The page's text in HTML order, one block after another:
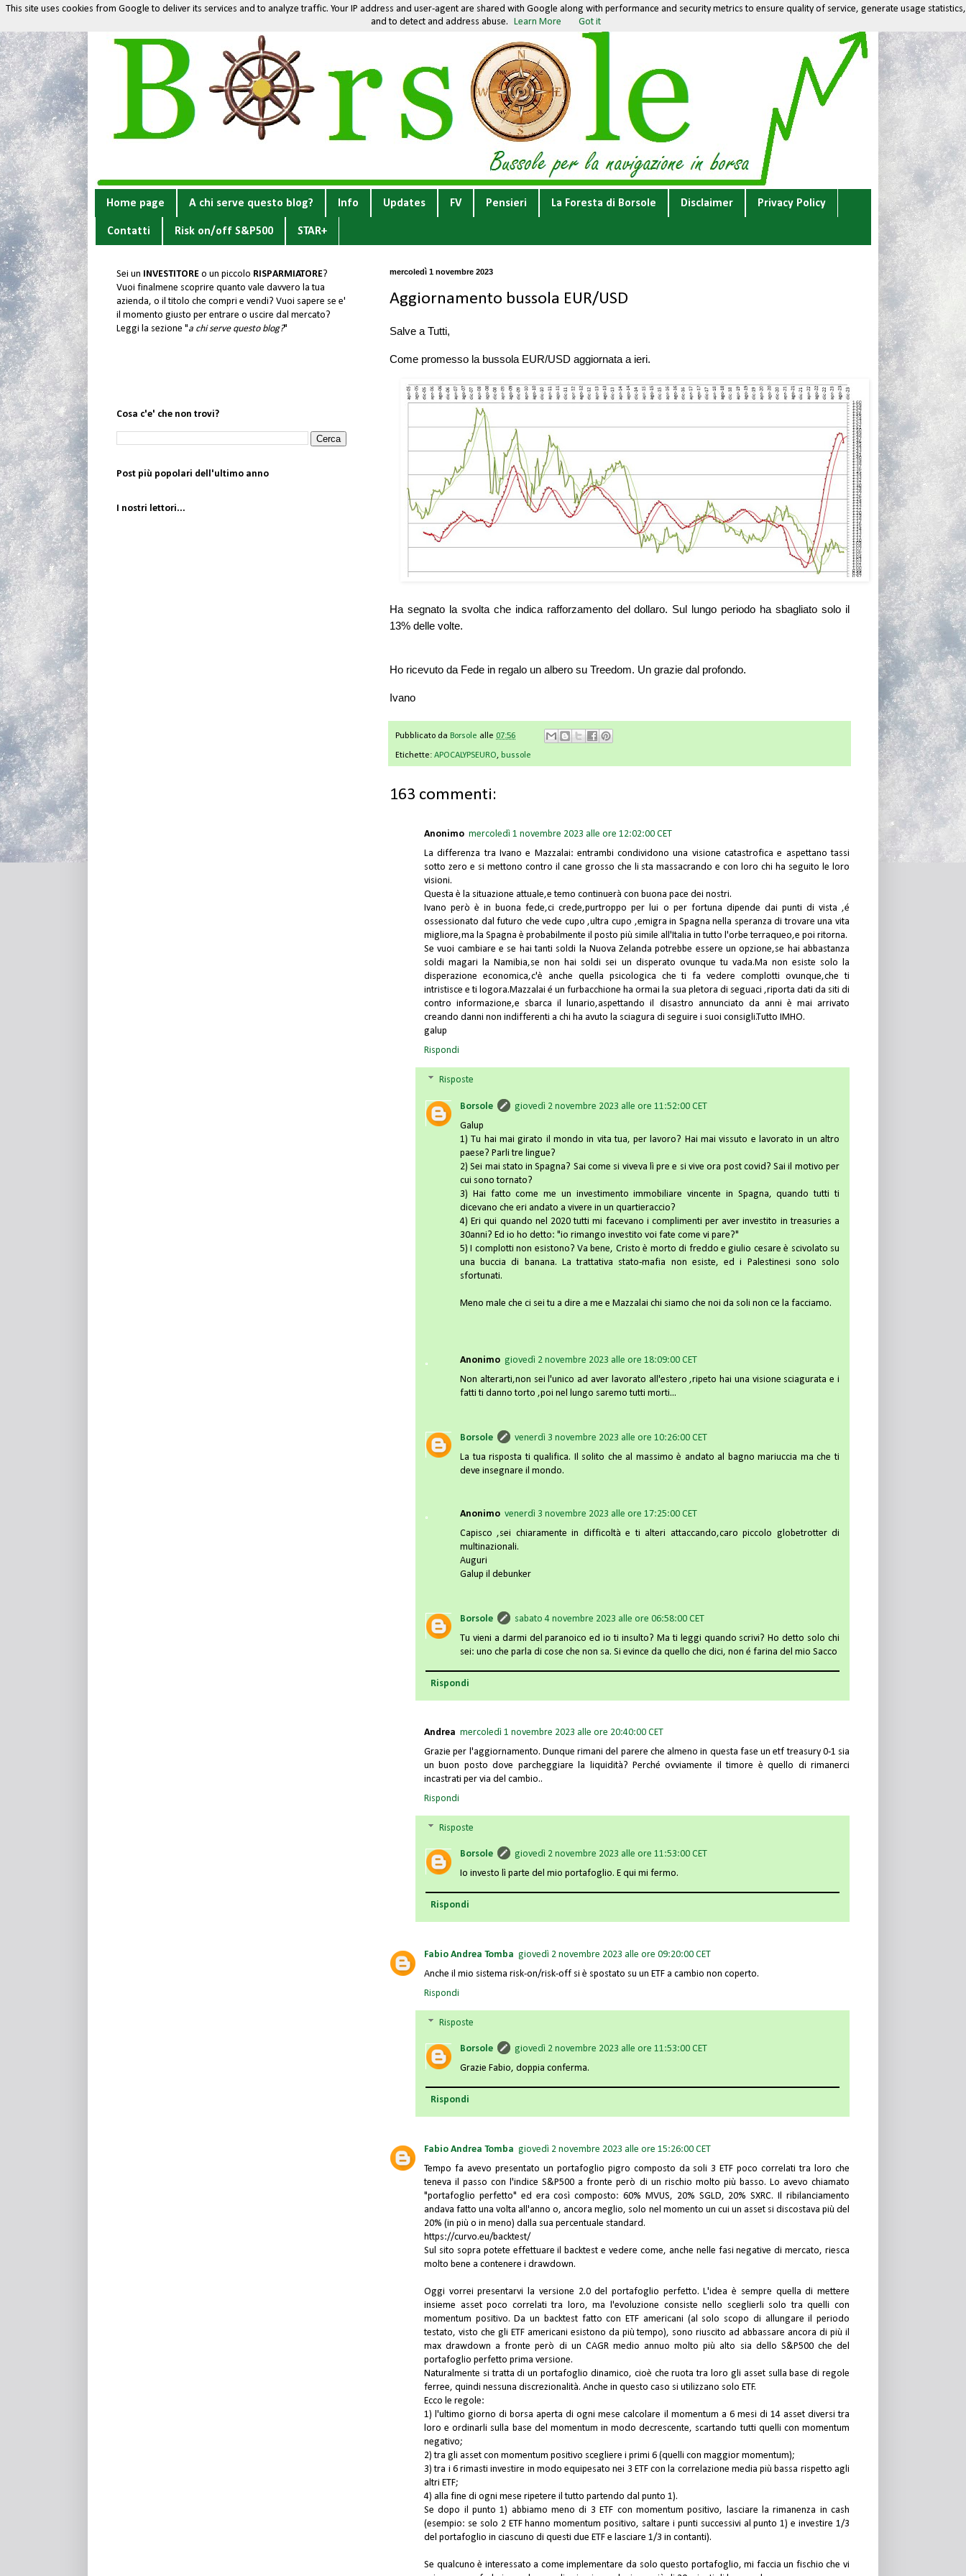
Home page A chi serve questo blog? Info Updates FV Pensieri La Foresta di Borsole Disclaimer Privacy Policy
Contatti Risk on/off S&P500 STAR+
mercoledì 1 novembre 2023
Aggiornamento bussola EUR/USD
Salve a Tutti,
Come promesso la bussola EUR/USD aggiornata a ieri.
Ha segnato la svolta che indica rafforzamento del dollaro. Sul lungo periodo ha sbagliato solo il
13% delle volte.
Ho ricevuto da Fede in regalo un albero su Treedom. Un grazie dal profondo.
Ivano
Pubblicato da Borsole alle 07:56
Etichette: APOCALYPSEURO, bussole
163 commenti:
Anonimo mercoledì 1 novembre 2023 alle ore 12:02:00 CET
La differenza tra Ivano e Mazzalai: entrambi condividono una visione catastrofica e aspettano tassi
sotto zero e si mettono contro il cane grosso che li sta massacrando e con loro chi ha seguito le loro
visioni.
Questa è la situazione attuale,e temo continuerà con buona pace dei nostri.
Ivano però è in buona fede,ci crede,purtroppo per lui o per fortuna dipende dai punti di vista ,é
ossessionato dal futuro che vede cupo ,ultra cupo ,emigra in Spagna nella speranza di trovare una vita
migliore,ma la Spagna è probabilmente il posto più simile all'Italia in tutto l'orbe terraqueo,e poi ritorna.
Se vuoi cambiare e se hai tanti soldi la Nuova Zelanda potrebbe essere un opzione,se hai abbastanza
soldi magari la Namibia,se non hai soldi sei un disperato ovunque tu vada.Ma non esiste solo la
disperazione economica,c'è anche quella psicologica che ti fa vedere complotti ovunque,che ti
intristisce e ti logora.Mazzalai é un furbacchione ha ormai la sua pletora di seguaci ,riporta dati da siti di
contro informazione,e sbarca il lunario,aspettando il disastro annunciato da anni è mai arrivato
creando danni non indifferenti a chi ha avuto la sciagura di seguire i suoi consigli.Tutto IMHO.
galup
Rispondi
Risposte
Borsole
giovedì 2 novembre 2023 alle ore 11:52:00 CET
Galup
1) Tu hai mai girato il mondo in vita tua, per lavoro? Hai mai vissuto e lavorato in un altro
paese? Parli tre lingue?
2) Sei mai stato in Spagna? Sai come si viveva lì pre e si vive ora post covid? Sai il motivo per
cui sono tornato?
3) Hai fatto come me un investimento immobiliare vincente in Spagna, quando tutti ti
dicevano che eri andato a vivere in un quartieraccio?
4) Eri qui quando nel 2020 tutti mi facevano i complimenti per aver investito in treasuries a
30anni? Ed io ho detto: "io rimango investito voi fate come vi pare?"
5) I complotti non esistono? Va bene, Cristo è morto di freddo e giulio cesare è scivolato su
una buccia di banana. La trattativa stato-mafia non esiste, ed i Palestinesi sono solo
sfortunati.
Meno male che ci sei tu a dire a me e Mazzalai chi siamo che noi da soli non ce la facciamo.
Anonimo giovedì 2 novembre 2023 alle ore 18:09:00 CET
Non alterarti,non sei l'unico ad aver lavorato all'estero ,ripeto hai una visione sciagurata e i
fatti ti danno torto ,poi nel lungo saremo tutti morti...
Borsole
venerdì 3 novembre 2023 alle ore 10:26:00 CET
La tua risposta ti qualifica. Il solito che al massimo è andato al bagno mariuccia ma che ti
deve insegnare il mondo.
Anonimo venerdì 3 novembre 2023 alle ore 17:25:00 CET
Capisco ,sei chiaramente in difficoltà e ti alteri attaccando,caro piccolo globetrotter di
multinazionali.
Auguri
Galup il debunker
Borsole
sabato 4 novembre 2023 alle ore 06:58:00 CET
Tu vieni a darmi del paranoico ed io ti insulto? Ma ti leggi quando scrivi? Ho detto solo chi
sei: uno che parla di cose che non sa. Si evince da quello che dici, non é farina del mio Sacco
Rispondi
Andrea mercoledì 1 novembre 2023 alle ore 20:40:00 CET
Grazie per l'aggiornamento. Dunque rimani del parere che almeno in questa fase un etf treasury 0-1 sia
un buon posto dove parcheggiare la liquidità? Perché ovviamente il timore è quello di rimanerci
incastrati per via del cambio..
Rispondi
Risposte
Borsole
giovedì 2 novembre 2023 alle ore 11:53:00 CET
Io investo lì parte del mio portafoglio. E qui mi fermo.
Rispondi
Fabio Andrea Tomba giovedì 2 novembre 2023 alle ore 09:20:00 CET
Anche il mio sistema risk-on/risk-off si è spostato su un ETF a cambio non coperto.
Rispondi
Risposte
Borsole
giovedì 2 novembre 2023 alle ore 11:53:00 CET
Grazie Fabio, doppia conferma.
Rispondi
Fabio Andrea Tomba giovedì 2 novembre 2023 alle ore 15:26:00 CET
Tempo fa avevo presentato un portafoglio pigro composto da soli 3 ETF poco correlati tra loro che
teneva il passo con l'indice S&P500 a fronte però di un rischio molto più basso. Lo avevo chiamato
"portafoglio perfetto" ed era così composto: 60% MVUS, 20% SGLD, 20% SXRC. Il ribilanciamento
andava fatto una volta all'anno o, ancora meglio, solo nel momento un cui un asset si discostava più del
20% (in più o in meno) dalla sua percentuale standard.
https://curvo.eu/backtest/
Sul sito sopra potete effettuare il backtest e vedere come, anche nelle fasi negative di mercato, riesca
molto bene a contenere i drawdown.
Oggi vorrei presentarvi la versione 2.0 del portafoglio perfetto. L'idea è sempre quella di mettere
insieme asset poco correlati tra loro, ma l'evoluzione consiste nello sceglierli solo tra quelli con
momentum positivo. Da un backtest fatto con ETF americani (al solo scopo di allungare il periodo
testato, visto che gli ETF americani esistono da più tempo), sono riuscito ad abbassare ancora di più il
max drawdown a fronte però di un CAGR medio annuo molto più alto sia dello S&P500 che del
portafoglio perfetto prima versione.
Naturalmente si tratta di un portafoglio dinamico, cioè che ruota tra loro gli asset sulla base di regole
ferree, quindi nessuna discrezionalità. Anche in questo caso si utilizzano solo ETF.
Ecco le regole:
1) l'ultimo giorno di borsa aperta di ogni mese calcolare il momentum a 6 mesi di 14 asset diversi tra
loro e ordinarli sulla base del momentum in modo decrescente, scartando tutti quelli con momentum
negativo;
2) tra gli asset con momentum positivo scegliere i primi 6 (quelli con maggior momentum);
3) tra i 6 rimasti investire in modo equipesato nei 3 ETF con la correlazione media più bassa rispetto agli
altri ETF;
4) alla fine di ogni mese ripetere il tutto partendo dal punto 1).
Se dopo il punto 1) abbiamo meno di 3 ETF con momentum positivo, lasciare la rimanenza in cash
(esempio: se solo 2 ETF hanno momentum positivo, saltare i punti successivi al punto 1) e investire 1/3
del portafoglio in ciascuno di questi due ETF e lasciare 1/3 in contanti).
Se qualcuno è interessato a come implementare da solo questo portafoglio, mi faccia un fischio che vi
Sei un INVESTITORE o un piccolo RISPARMIATORE?
Vuoi finalmene scoprire quanto vale davvero la tua
azienda, o il titolo che compri e vendi? Vuoi sapere se e'
il momento giusto per entrare o uscire dal mercato?
Leggi la sezione "a chi serve questo blog?"
Cosa c'e' che non trovi?
Post più popolari dell'ultimo anno
I nostri lettori...
This site uses cookies from Google to deliver its services and to analyze traffic. Your IP address and user-agent are shared with Google along with performance and security metrics to ensure quality of service, generate usage statistics,
and to detect and address abuse. Learn More Got it